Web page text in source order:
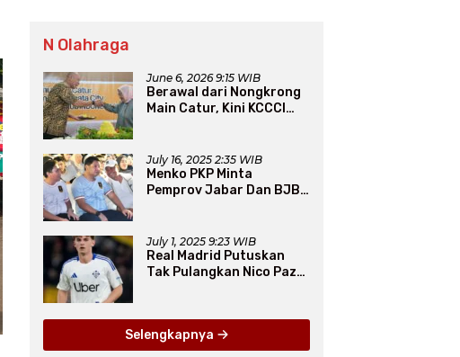
N Olahraga
June 6, 2026 9:15 WIB
Berawal dari Nongkrong
Main Catur, Kini KCCCI
July 16, 2025 2:35 WIB
Menko PKP Minta
Pemprov Jabar Dan BJB
July 1, 2025 9:23 WIB
Real Madrid Putuskan
Tak Pulangkan Nico Paz
Selengkapnya